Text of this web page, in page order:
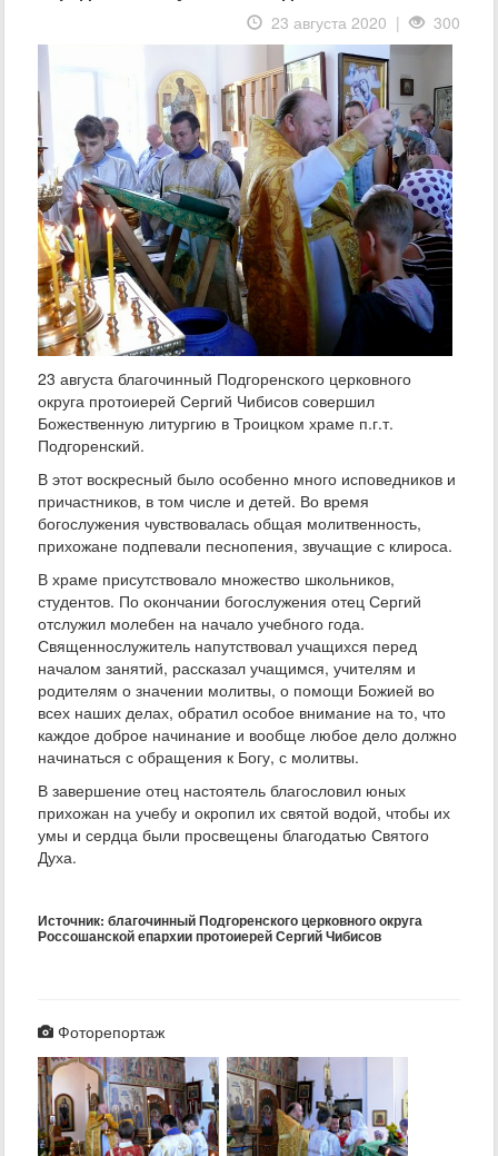
23 августа 2020 | 300
23 августа благочинный Подгоренского церковного
округа протоиерей Сергий Чибисов совершил
Божественную литургию в Троицком храме п.г.т.
Подгоренский.
В этот воскресный было особенно много исповедников и
причастников, в том числе и детей. Во время
богослужения чувствовалась общая молитвенность,
прихожане подпевали песнопения, звучащие с клироса.
В храме присутствовало множество школьников,
студентов. По окончании богослужения отец Сергий
отслужил молебен на начало учебного года.
Священнослужитель напутствовал учащихся перед
началом занятий, рассказал учащимся, учителям и
родителям о значении молитвы, о помощи Божией во
всех наших делах, обратил особое внимание на то, что
каждое доброе начинание и вообще любое дело должно
начинаться с обращения к Богу, с молитвы.
В завершение отец настоятель благословил юных
прихожан на учебу и окропил их святой водой, чтобы их
умы и сердца были просвещены благодатью Святого
Духа.
Источник: благочинный Подгоренского церковного округа
Россошанской епархии протоиерей Сергий Чибисов
Фоторепортаж